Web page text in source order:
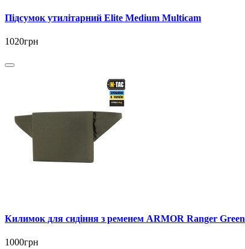
Підсумок утилітарний Elite Medium Multicam
1020грн
Килимок для сидіння з ременем ARMOR Ranger Green
1000грн